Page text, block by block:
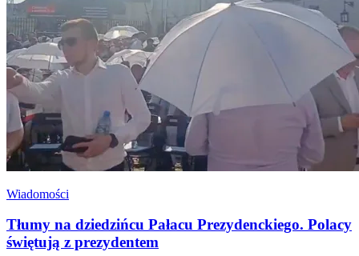
Wiadomości
Tłumy na dziedzińcu Pałacu Prezydenckiego. Polacy
świętują z prezydentem